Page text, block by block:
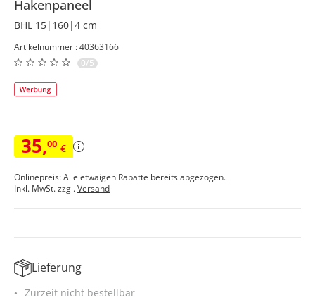
Hakenpaneel
BHL 15|160|4 cm
Artikelnummer : 40363166
0/5
35,00 €
Onlinepreis: Alle etwaigen Rabatte bereits abgezogen.
Inkl. MwSt. zzgl.Versand
Lieferung
Zurzeit nicht bestellbar